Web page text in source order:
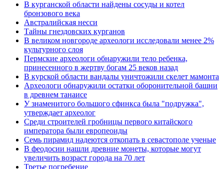
В курганской области найдены сосуды и котел
бронзового века
Австралийская несси
Тайны гнездовских курганов
В великом новгороде археологи исследовали менее 2%
культурного слоя
Пермские археологи обнаружили тело ребенка,
принесенного в жертву богам 25 веков назад
В курской области вандалы уничтожили скелет мамонта
Археологи обнаружили остатки оборонительной башни
в древнем танаисе
У знаменитого большого сфинкса была "подружка",
утверждает археолог
Среди строителей гробницы первого китайского
императора были европеоиды
Семь пирамид надеются откопать в севастополе ученые
В феодосии нашли древние монеты, которые могут
увеличить возраст города на 70 лет
Третье погребение